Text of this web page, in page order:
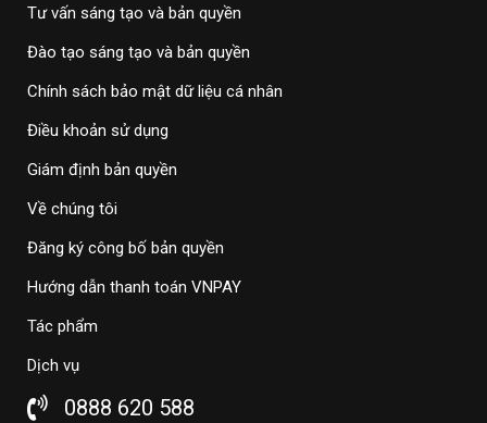
Tư vấn sáng tạo và bản quyền
Đào tạo sáng tạo và bản quyền
Chính sách bảo mật dữ liệu cá nhân
Điều khoản sử dụng
Giám định bản quyền
Về chúng tôi
Đăng ký công bố bản quyền
Hướng dẫn thanh toán VNPAY
Tác phẩm
Dịch vụ
0888 620 588